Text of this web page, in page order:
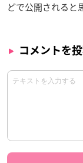
どで公開されると
コメントを